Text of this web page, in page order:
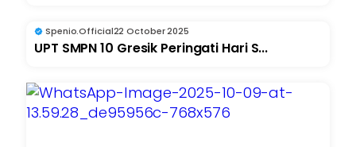
Spenio.official22 October 2025
UPT SMPN 10 Gresik Peringati Hari S...